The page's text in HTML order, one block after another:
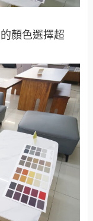
顏色選擇超